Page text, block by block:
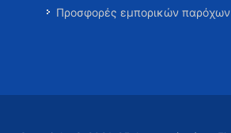
Προσφορές εμπορικών παρόχων